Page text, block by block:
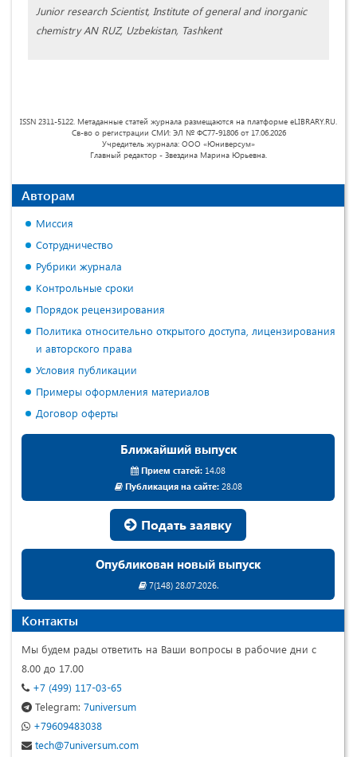
Junior research Scientist, Institute of general and inorganic
chemistry AN RUZ, Uzbekistan, Tashkent
ISSN 2311-5122. Метаданные статей журнала размещаются на платформе eLIBRARY.RU.
Св-во о регистрации СМИ: ЭЛ № ФС77-91806 от 17.06.2026
Учредитель журнала: ООО «Юниверсум»
Главный редактор - Звездина Марина Юрьевна.
Авторам
Миссия
Сотрудничество
Рубрики журнала
Контрольные сроки
Порядок рецензирования
Политика относительно открытого доступа, лицензирования
и авторского права
Условия публикации
Примеры оформления материалов
Договор оферты
Ближайший выпуск
Прием статей: 14.08
Публикация на сайте:28.08
Подать заявку
Опубликован новый выпуск
7(148) 28.07.2026.
Контакты
Мы будем рады ответить на Ваши вопросы в рабочие дни с
8.00 до 17.00
+7 (499) 117-03-65
Telegram: 7universum
+79609483038
tech@7universum.com